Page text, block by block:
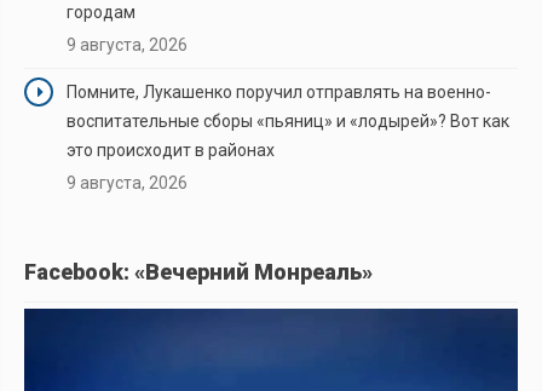
городам
9 августа, 2026
Помните, Лукашенко поручил отправлять на военно-
воспитательные сборы «пьяниц» и «лодырей»? Вот как
это происходит в районах
9 августа, 2026
Facebook: «Вечерний Монреаль»